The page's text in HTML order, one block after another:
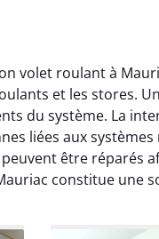
volet roulant à
et les stores.
du système. La
liées aux
être réparés
constitue une
Fabien
Réparation